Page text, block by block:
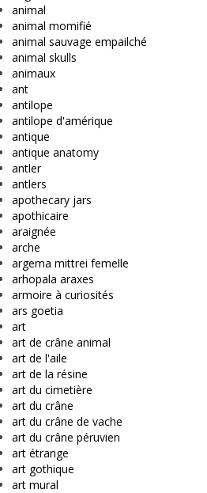
animal
animal momifié
animal sauvage empailché
animal skulls
animaux
ant
antilope
antilope d'amérique
antique
antique anatomy
antler
antlers
apothecary jars
apothicaire
araignée
arche
argema mittrei femelle
arhopala araxes
armoire à curiosités
ars goetia
art
art de crâne animal
art de l'aile
art de la résine
art du cimetière
art du crâne
art du crâne de vache
art du crâne péruvien
art étrange
art gothique
art mural